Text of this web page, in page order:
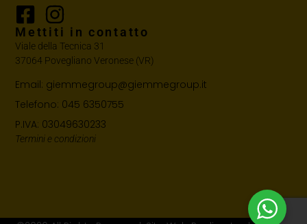
Mettiti in contatto
Viale della Tecnica 31
37064 Povegliano Veronese (VR)
Email: giemmegroup@giemmegroup.it
Telefono: 045 6350755
P.IVA: 03049630233
Termini e condizioni